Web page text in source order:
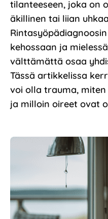
tilanteeseen, joka on
äkillinen tai liian
kehossaan ja
välttämättä osaa
Tässä artikkelissa
voi olla trauma,
ja milloin oireet ovat